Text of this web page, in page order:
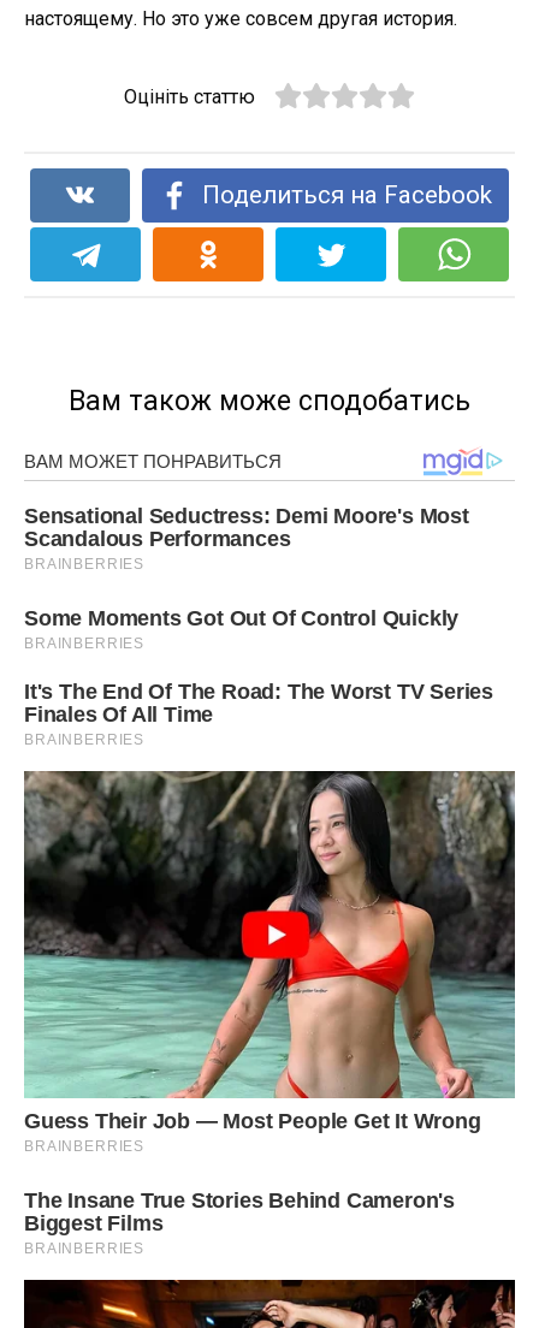
настоящему. Но это уже совсем другая история.
Оцініть статтю
Поделиться на Facebook
Вам також може сподобатись